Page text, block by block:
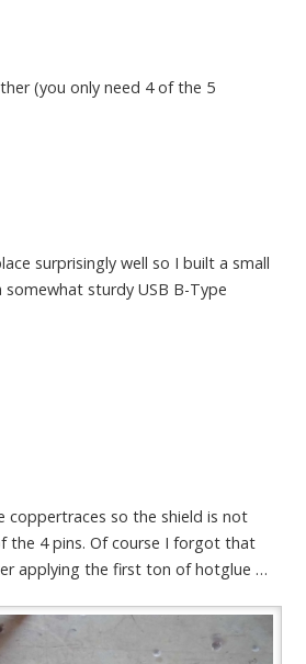
(you only need 4 of the 5
surprisingly well so I built a small
sturdy USB B-Type
coppertraces so the shield is not
the 4 pins. Of course I forgot that
applying the first ton of hotglue …